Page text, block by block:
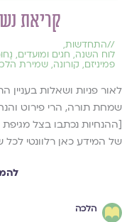
קריאת
//התחדשות,
לוח השנה, חגים ומועדים,
פמיניזם, קורונה, שמירת
לאור פניות ושאלות
שמחת תורה, הרי פירוט
[ההנחיות נכתבו בצל
של המידע כאן רלוונטי לכל
הלכה